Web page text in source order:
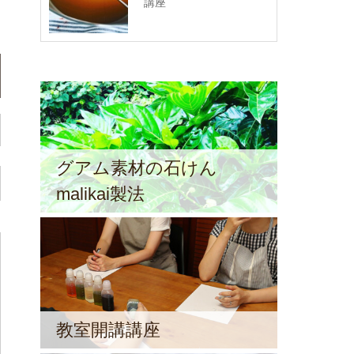
グアム素材の石けん
malikai製法
教室開講講座